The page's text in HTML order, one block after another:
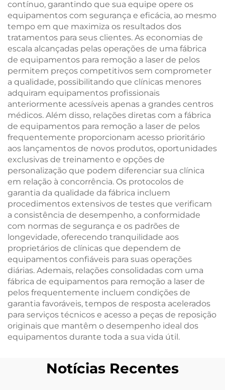
contínuo, garantindo que sua equipe opere os
equipamentos com segurança e eficácia, ao mesmo
tempo em que maximiza os resultados dos
tratamentos para seus clientes. As economias de
escala alcançadas pelas operações de uma fábrica
de equipamentos para remoção a laser de pelos
permitem preços competitivos sem comprometer
a qualidade, possibilitando que clínicas menores
adquiram equipamentos profissionais
anteriormente acessíveis apenas a grandes centros
médicos. Além disso, relações diretas com a fábrica
de equipamentos para remoção a laser de pelos
frequentemente proporcionam acesso prioritário
aos lançamentos de novos produtos, oportunidades
exclusivas de treinamento e opções de
personalização que podem diferenciar sua clínica
em relação à concorrência. Os protocolos de
garantia da qualidade da fábrica incluem
procedimentos extensivos de testes que verificam
a consistência de desempenho, a conformidade
com normas de segurança e os padrões de
longevidade, oferecendo tranquilidade aos
proprietários de clínicas que dependem de
equipamentos confiáveis para suas operações
diárias. Ademais, relações consolidadas com uma
fábrica de equipamentos para remoção a laser de
pelos frequentemente incluem condições de
garantia favoráveis, tempos de resposta acelerados
para serviços técnicos e acesso a peças de reposição
originais que mantêm o desempenho ideal dos
equipamentos durante toda a sua vida útil.
Notícias Recentes